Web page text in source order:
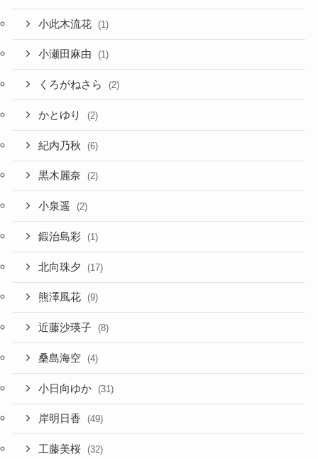
小此木流花 (1)
小瀬田麻由 (1)
くろがねさら (2)
かとゆり (2)
紀内乃秋 (6)
黒木麗奈 (2)
小泉遥 (2)
鍛治島彩 (1)
北向珠夕 (17)
熊澤風花 (9)
近藤沙瑛子 (8)
桑島海空 (4)
小日向ゆか (31)
岸明日香 (49)
工藤美桜 (32)